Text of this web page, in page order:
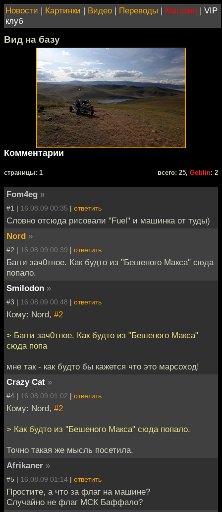
Новости | Картинки | Видео | Переводы | Магазин | VIP
клуб
Вид на базу
Комментарии
cтраницы: 1 всего: 25, Goblin: 2
Fom4eg »
#1 | 16.08.09 00:35 | ответить
Словно отсюда рисовали "Fuel" и машинка от туды)
Nord »
#2 | 16.08.09 00:39 | ответить
Багги зач0тное. Как будто из "Бешеного Макса" сюда
попало.
Smilodon »
#3 | 16.08.09 00:48 | ответить
Кому: Nord, #2
> Багги зач0тное. Как будто из "Бешеного Макса"
сюда попа
мне так - как будто бы кажется что это марсоход!
Crazy Cat »
#4 | 16.08.09 01:02 | ответить
Кому: Nord, #2
> Как будто из "Бешеного Макса" сюда попало.
Точно такая же мысль посетила.
Afrikaner »
#5 | 16.08.09 01:14 | ответить
Простите, а что за флаг на машине?
Случайно не флаг МСК Баффало?